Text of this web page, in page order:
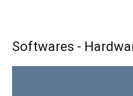
Softwares -